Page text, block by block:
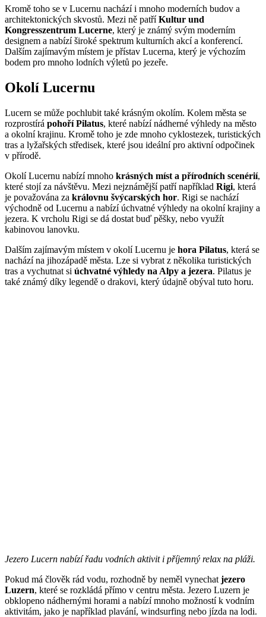
Kromě toho se v Lucernu nachází i mnoho moderních budov a
architektonických skvostů. Mezi ně patříKultur und
Kongresszentrum Lucerne, který je známý svým moderním
designem a nabízí široké spektrum kulturních akcí a konferencí.
Dalším zajímavým místem je přístav Lucerna, který je výchozím
bodem pro mnoho lodních výletů po jezeře.
Okolí Lucernu
Lucern se může pochlubit také krásným okolím. Kolem města se
rozprostírá pohoří Pilatus, které nabízí nádherné výhledy na město
a okolní krajinu. Kromě toho je zde mnoho cyklostezek, turistických
tras a lyžařských středisek, které jsou ideální pro aktivní odpočinek
v přírodě.
Okolí Lucernu nabízí mnoho krásných míst a přírodních scenérií,
které stojí za návštěvu. Mezi nejznámější patří například Rigi, která
je považována za královnu švýcarských hor. Rigi se nachází
východně od Lucernu a nabízí úchvatné výhledy na okolní krajiny a
jezera. K vrcholu Rigi se dá dostat buď pěšky, nebo využít
kabinovou lanovku.
Dalším zajímavým místem v okolí Lucernu je hora Pilatus, která se
nachází na jihozápadě města. Lze si vybrat z několika turistických
tras a vychutnat si úchvatné výhledy na Alpy a jezera. Pilatus je
také známý díky legendě o drakovi, který údajně obýval tuto horu.
Jezero Lucern nabízí řadu vodních aktivit i příjemný relax na pláži.
Pokud má člověk rád vodu, rozhodně by neměl vynechat jezero
Luzern, které se rozkládá přímo v centru města. Jezero Luzern je
obklopeno nádhernými horami a nabízí mnoho možností k vodním
aktivitám, jako je například plavání, windsurfing nebo jízda na lodi.